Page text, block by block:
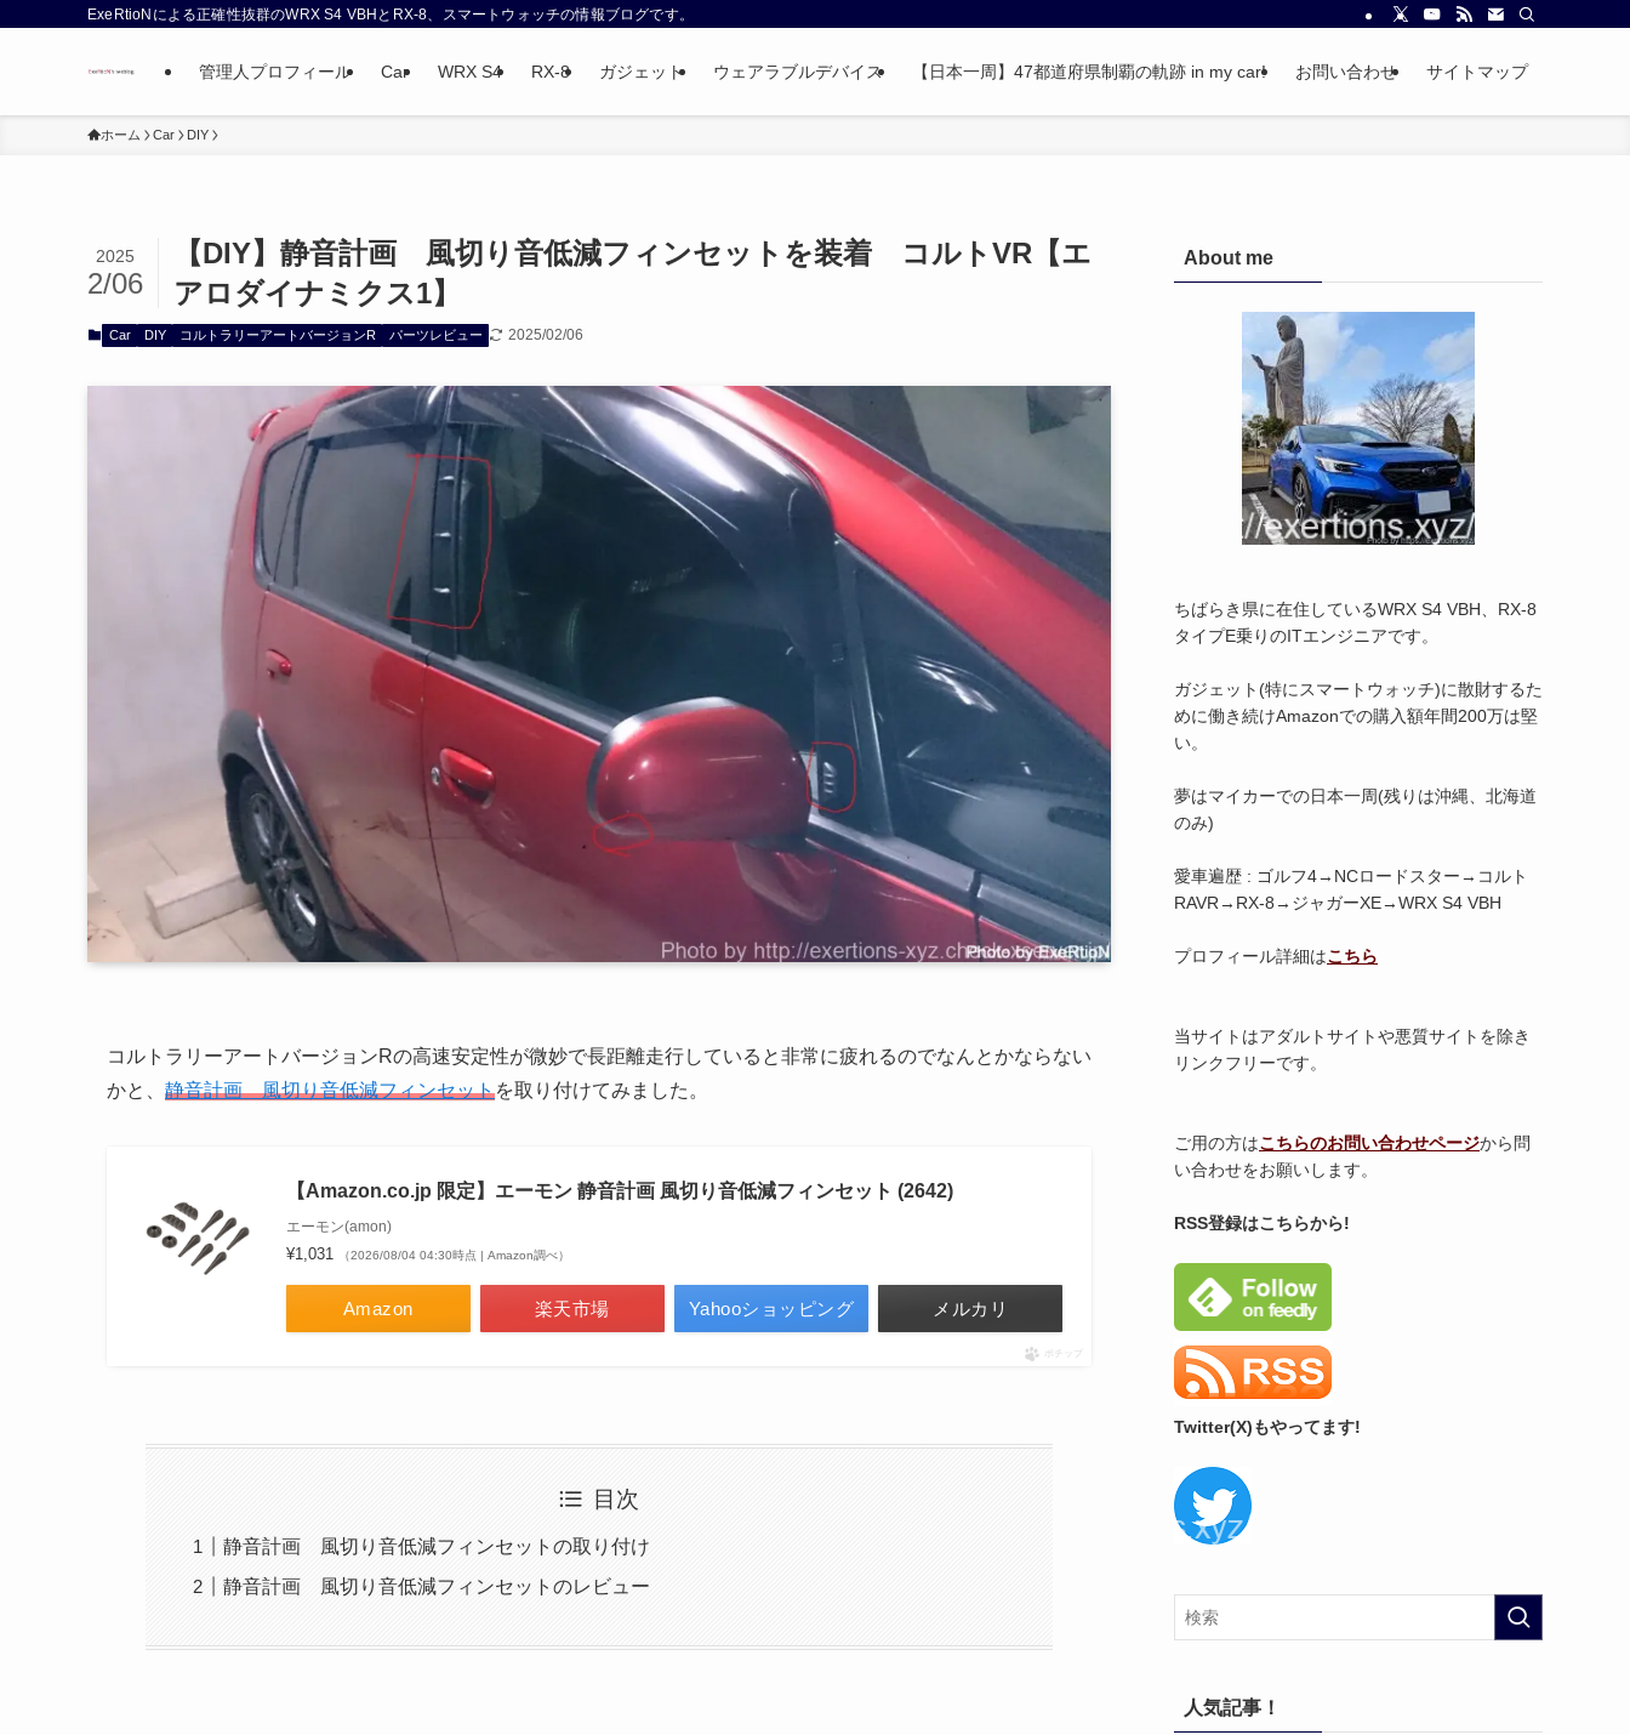
ExeRtioNによる正確性抜群のWRX S4 VBHとRX-8、スマートウォッチの情報ブログです。
管理人プロフィール Car WRX S4 RX-8 ガジェット ウェアラブルデバイス 【日本一周】47都道府県制覇の軌跡 in my car! お問い合わせ サイトマップ
ホーム Car DIY
【DIY】静音計画 風切り音低減フィンセットを装着 コルトVR【エ
アロダイナミクス1】
2025
2/06
Car DIY コルトラリーアートバージョンR パーツレビュー 2025/02/06
コルトラリーアートバージョンRの高速安定性が微妙で長距離走行していると非常に疲れるのでなんとかならない
かと、 静音計画 風切り音低減フィンセットを取り付けてみました。
【Amazon.co.jp 限定】エーモン 静音計画 風切り音低減フィンセット (2642)
エーモン(amon)
¥1,031 （2026/08/04 04:30時点 | Amazon調べ）
Amazon 楽天市場 Yahooショッピング メルカリ
ポチップ
目次
静音計画 風切り音低減フィンセットの取り付け
静音計画 風切り音低減フィンセットのレビュー
About me
ちばらき県に在住しているWRX S4 VBH、RX-8
タイプE乗りのITエンジニアです。
ガジェット(特にスマートウォッチ)に散財するた
めに働き続けAmazonでの購入額年間200万は堅
い。
夢はマイカーでの日本一周(残りは沖縄、北海道
のみ)
愛車遍歴 : ゴルフ4→NCロードスター→コルト
RAVR→RX-8→ジャガーXE→WRX S4 VBH
プロフィール詳細はこちら
当サイトはアダルトサイトや悪質サイトを除き
リンクフリーです。
ご用の方はこちらのお問い合わせページから問
い合わせをお願いします。
RSS登録はこちらから!
Twitter(X)もやってます!
人気記事！